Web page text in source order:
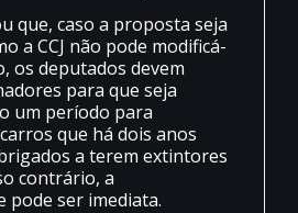
que, caso a proposta seja
a CCJ não pode modificá-
os deputados devem
para que seja
um período para
que há dois anos
a terem extintores
contrário, a
pode ser imediata.